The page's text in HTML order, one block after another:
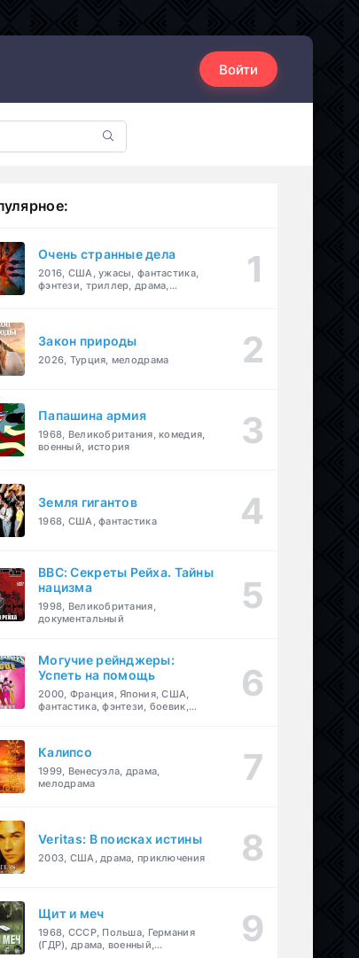
Войти
Очень странные дела
2016, США, ужасы, фантастика,
фэнтези, триллер, драма,
Закон природы
2026, Турция, мелодрама
Папашина армия
1968, Великобритания, комедия,
военный, история
Земля гигантов
1968, США, фантастика
BBC: Секреты Рейха. Тайны
нацизма
1998, Великобритания,
документальный
Могучие рейнджеры:
Успеть на помощь
2000, Франция, Япония, США,
фантастика, фэнтези, боевик,
Калипсо
1999, Венесуэла, драма,
мелодрама
Veritas: В поисках истины
2003, США, драма, приключения
Щит и меч
1968, СССР, Польша, Германия
(ГДР), драма, военный,